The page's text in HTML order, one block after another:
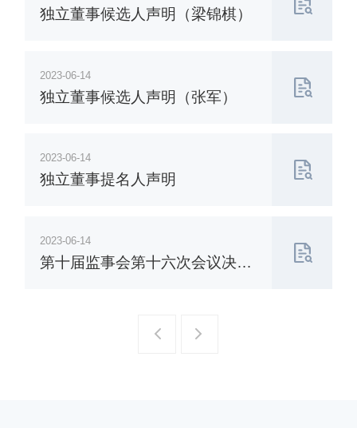
独立董事候选人声明（梁锦棋）
2023-06-14
独立董事候选人声明（张军）
2023-06-14
独立董事提名人声明
2023-06-14
第十届监事会第十六次会议决议